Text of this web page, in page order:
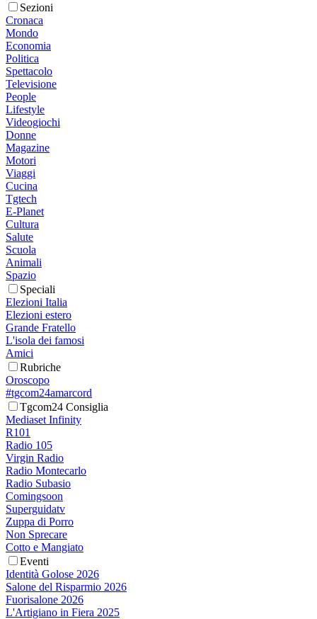
Sezioni
Cronaca
Mondo
Economia
Politica
Spettacolo
Televisione
People
Lifestyle
Videogiochi
Donne
Magazine
Motori
Viaggi
Cucina
Tgtech
E-Planet
Cultura
Salute
Scuola
Animali
Spazio
Speciali
Elezioni Italia
Elezioni estero
Grande Fratello
L'isola dei famosi
Amici
Rubriche
Oroscopo
#tgcom24amarcord
Tgcom24 Consiglia
Mediaset Infinity
R101
Radio 105
Virgin Radio
Radio Montecarlo
Radio Subasio
Comingsoon
Superguidatv
Zuppa di Porro
Non Sprecare
Cotto e Mangiato
Eventi
Identità Golose 2026
Salone del Risparmio 2026
Fuorisalone 2026
L'Artigiano in Fiera 2025